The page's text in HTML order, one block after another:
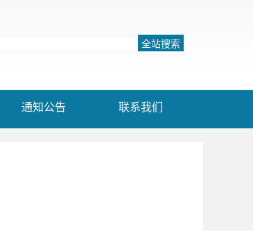
通知公告 联系我们